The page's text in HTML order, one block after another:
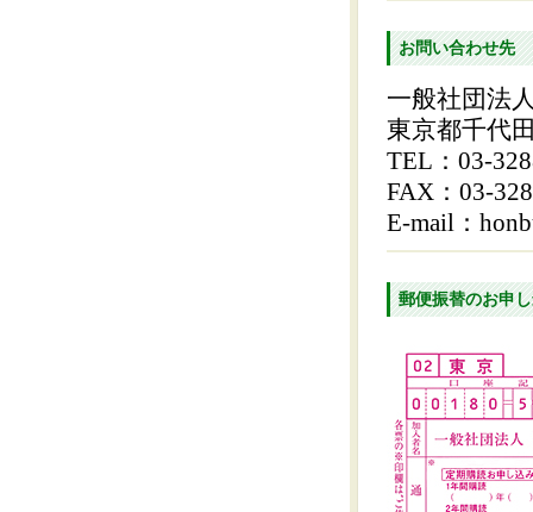
お問い合わせ先
一般社団法
東京都千代
TEL：03-
FAX：03-
E-mail：
郵便振替のお申